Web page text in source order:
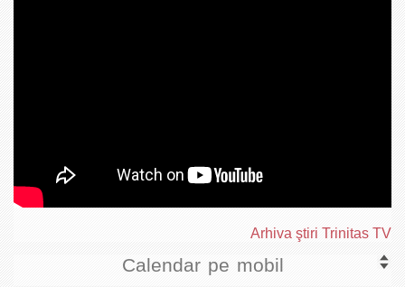
Arhiva ştiri Trinitas TV
Calendar pe mobil